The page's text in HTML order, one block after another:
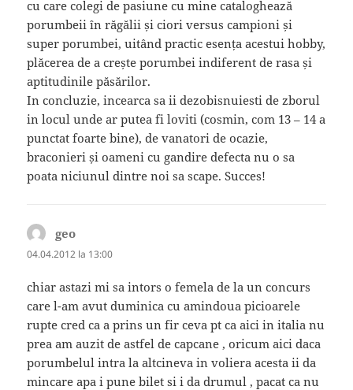
cu care colegi de pasiune cu mine cataloghează
porumbeii în răgălii și ciori versus campioni și
super porumbei, uitând practic esența acestui hobby,
plăcerea de a crește porumbei indiferent de rasa și
aptitudinile păsărilor.
In concluzie, incearca sa ii dezobisnuiesti de zborul
in locul unde ar putea fi loviti (cosmin, com 13 – 14 a
punctat foarte bine), de vanatori de ocazie,
braconieri și oameni cu gandire defecta nu o sa
poata niciunul dintre noi sa scape. Succes!
geo
04.04.2012 la 13:00
chiar astazi mi sa intors o femela de la un concurs
care l-am avut duminica cu amindoua picioarele
rupte cred ca a prins un fir ceva pt ca aici in italia nu
prea am auzit de astfel de capcane , oricum aici daca
porumbelul intra la altcineva in voliera acesta ii da
mincare apa i pune bilet si i da drumul , pacat ca nu